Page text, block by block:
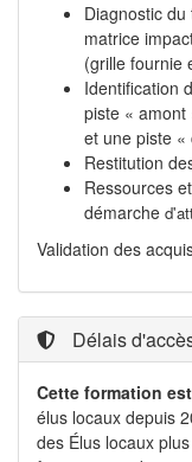
Diagnostic
matrice
(grille fournie
Identification
piste « amont
et une piste «
Restitution
Ressources
démarche
Validation des
Délais
Cette formation
élus locaux depuis
des Élus locaux